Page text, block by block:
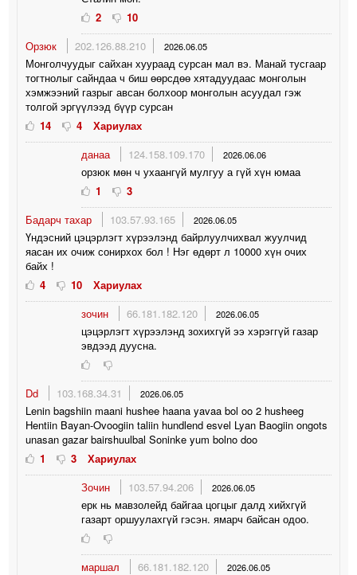
2
10
Орзюк
202.126.88.210 2026.06.05
Монголчуудыг сайхан хуураад сурсан мал вэ. Манай тусгаар
тогтнолыг сайндаа ч биш өөрсдөө хятадуудаас монголын
хэмжээний газрыг авсан болхоор монголын асуудал гэж
толгой эргүүлээд бүүр сурсан
14
4
Хариулах
данаа
124.158.109.170 2026.06.06
орзюк мөн ч ухаангүй мулгуу а гүй хүн юмаа
1
3
Бадарч тахар
103.57.93.165 2026.06.05
Үндэсний цэцэрлэгт хүрээлэнд байрлуулчихвал жуулчид
яасан их очиж сонирхох бол ! Нэг өдөрт л 10000 хүн очих
байх !
4
10
Хариулах
зочин
66.181.182.120 2026.06.05
цэцэрлэгт хүрээлэнд зохихгүй ээ хэрэггүй газар
эвдээд дуусна.
Dd 103.168.34.31 2026.06.05
Lenin bagshiin maani hushee haana yavaa bol oo 2 husheeg
Hentiin Bayan-Ovoogiin taliin hundlend esvel Lyan Baogiin ongots
unasan gazar bairshuulbal Soninke yum bolno doo
1
3
Хариулах
Зочин
103.57.94.206 2026.06.05
ерк нь мавзолейд байгаа цогцыг далд хийхгүй
газарт оршуулахгүй гэсэн. ямарч байсан одоо.
маршал 66.181.182.120 2026.06.05